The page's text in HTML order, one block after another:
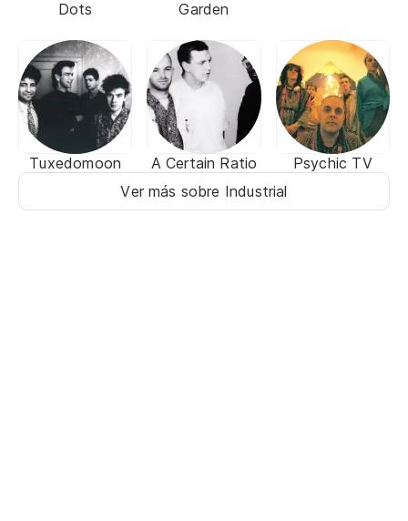
Dots
Garden
Tuxedomoon A Certain Ratio
Psychic TV
Ver más sobre Industrial